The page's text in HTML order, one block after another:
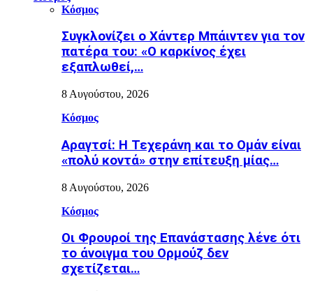
Κόσμος
Συγκλονίζει ο Χάντερ Μπάιντεν για τον
πατέρα του: «Ο καρκίνος έχει
εξαπλωθεί,…
8 Αυγούστου, 2026
Κόσμος
Αραγτσί: Η Τεχεράνη και το Ομάν είναι
«πολύ κοντά» στην επίτευξη μίας…
8 Αυγούστου, 2026
Κόσμος
Οι Φρουροί της Επανάστασης λένε ότι
το άνοιγμα του Ορμούζ δεν
σχετίζεται…